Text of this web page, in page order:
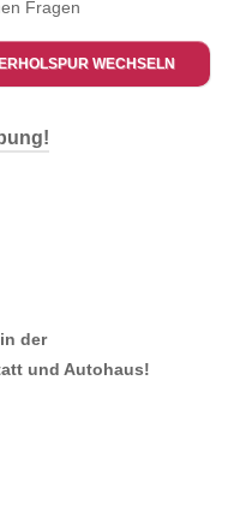
Fragen
WECHSELN
der
und Autohaus!